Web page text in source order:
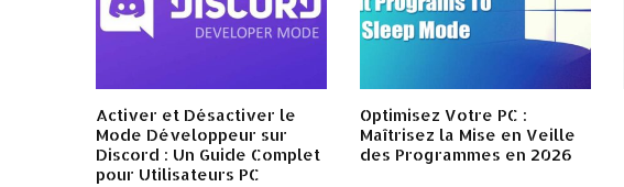
Activer et Désactiver le
Mode Développeur sur
Discord : Un Guide Complet
pour Utilisateurs PC
Optimisez Votre PC :
Maîtrisez la Mise en Veille
des Programmes en 2026